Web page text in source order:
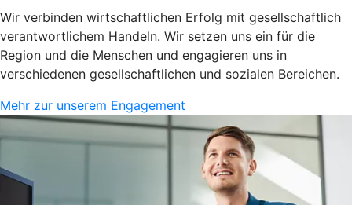
Wir verbinden wirtschaftlichen Erfolg mit gesellschaftlich
verantwortlichem Handeln. Wir setzen uns ein für die
Region und die Menschen und engagieren uns in
verschiedenen gesellschaftlichen und sozialen Bereichen.
Mehr zur unserem Engagement